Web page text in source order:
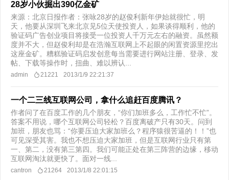
28岁小伙掘出390亿金矿
来源：北京日报作者：张咏28岁的赵俊利新年伊始就很忙，明
天，他要从深圳飞来北京见5位天使投资人，如果谈得顺利，他的
验证码广告创业项目将接受一位投资人千万元左右的融资。虽然额
度并不大，但赵俊利却是在浩瀚互联网上不起眼的闲置资源里挖出
这座金矿。糟糕验证码启发创意每当需要进行网站注册、登录、发
帖、下载等操作时，扭曲、难以辨认...
admin 21221 2013/1/9 22:21:37
一个二三线互联网公司，拿什么追赶百度腾讯？
作者问了在百度工作的几个朋友，“你们加班多么，工作忙不忙”。
答案不用说，哪个互联网公司轻松？百度离破产只有30天。问到
加班，朋友也骂：“你要压迫大家加班么？程序猿很苦逼的！！”也
可见深受其害。我也不想压迫大家加班，但是互联网行业只有第
一、第二，没有第三第四。我们可能正处在第三阵营的边缘，移动
互联网淘汰就更快了。面对一线...
cantron 21264 2013/1/8 22:01:15